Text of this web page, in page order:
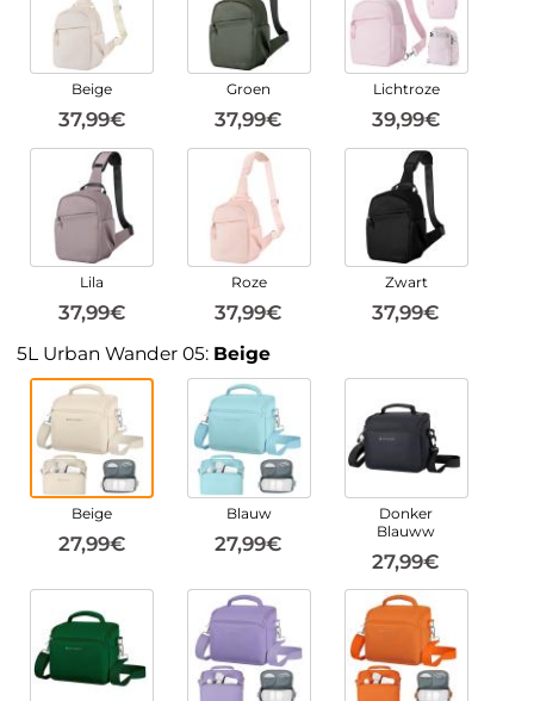
Beige
37,99€
Groen
37,99€
Lichtroze
39,99€
Lila
37,99€
Roze
37,99€
Zwart
37,99€
5L Urban Wander 05: Beige
Beige
27,99€
Blauw
27,99€
Donker
Blauww
27,99€